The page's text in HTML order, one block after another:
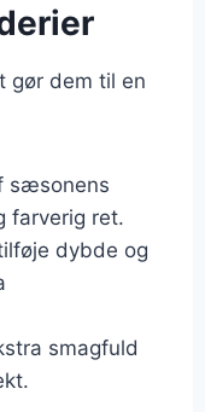
gør dem til en
sæsonens
farverig ret.
dybde og
smagfuld